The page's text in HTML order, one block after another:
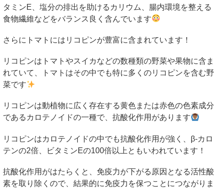
タミンE 、塩分の排出を助けるカリウム、腸内環境を整える
食物繊維などをバランス良く含んでいます
さらにトマトにはリコピンが豊富に含まれています！
リコピンはトマトやスイカなどの数種類の野菜や果物に含ま
れていて、トマトはその中でも特に多くのリコピンを含む野
菜です
リコピンは動植物に広く存在する黄色または赤色の色素成分
であるカロテノイドの一種で、抗酸化作用があります
リコピンはカロテノイドの中でも抗酸化作用が強く、 β-カロ
テンの2倍、ビタミンEの100倍以上ともいわれています！
抗酸化作用がはたらくと、免疫力が下がる原因となる活性酸
素を取り除くので、結果的に免疫力を保つことにつながりま